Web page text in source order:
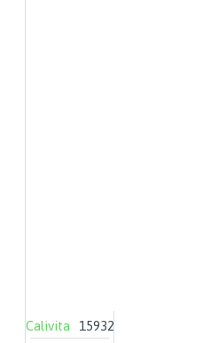
Calivita 15932